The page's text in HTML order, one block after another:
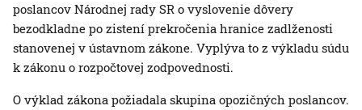
poslancov Národnej rady SR o vyslovenie dôvery
bezodkladne po zistení prekročenia hranice zadlženosti
stanovenej v ústavnom zákone. Vyplýva to z výkladu súdu
k zákonu o rozpočtovej zodpovednosti.
O výklad zákona požiadala skupina opozičných poslancov.